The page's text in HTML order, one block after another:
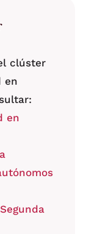
clúster
en
en